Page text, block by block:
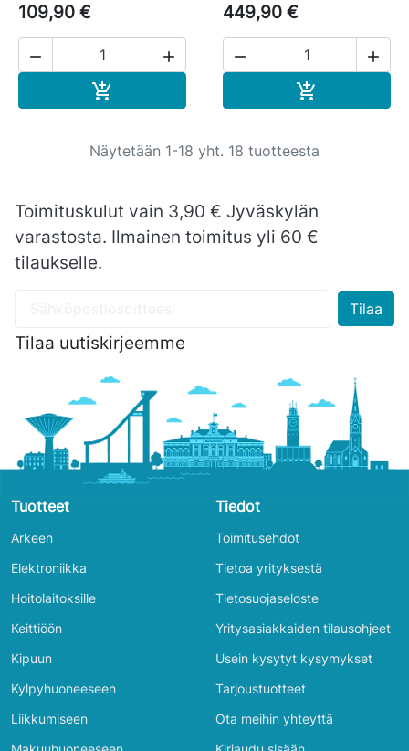
109,90 €
 

449,90 €
 

Näytetään 1-18 yht. 18 tuotteesta
Toimituskulut vain 3,90 € Jyväskylän
varastosta. Ilmainen toimitus yli 60 €
tilaukselle.
Tilaa uutiskirjeemme
Tuotteet
Arkeen
Elektroniikka
Hoitolaitoksille
Keittiöön
Kipuun
Kylpyhuoneeseen
Liikkumiseen
Tiedot
Toimitusehdot
Tietoa yrityksestä
Tietosuojaseloste
Yritysasiakkaiden tilausohjeet
Usein kysytyt kysymykset
Tarjoustuotteet
Ota meihin yhteyttä